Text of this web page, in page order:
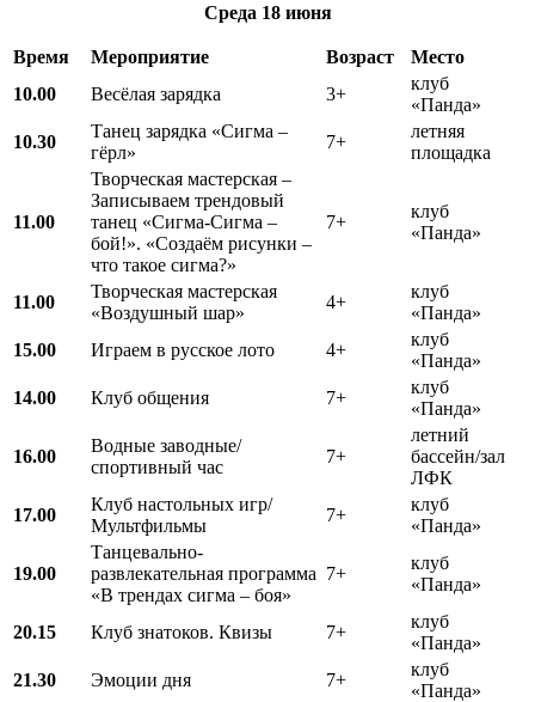
Среда 18 июня
Время Мероприятие Возраст
Место
10.00
Весёлая зарядка 3+
клуб
«Панда»
10.30
Танец зарядка «Сигма –
гёрл»
7+
летняя
площадка
11.00
Творческая мастерская –
Записываем трендовый
танец «Сигма-Сигма –
бой!». «Создаём рисунки –
что такое сигма?»
7+
клуб
«Панда»
11.00
Творческая мастерская
«Воздушный шар»
4+
клуб
«Панда»
15.00
Играем в русское лото 4+
клуб
«Панда»
14.00
Клуб общения 7+
клуб
«Панда»
16.00
Водные заводные/
спортивный час
7+
летний
бассейн/зал
ЛФК
17.00
Клуб настольных игр/
Мультфильмы
7+
клуб
«Панда»
19.00
Танцевально-
развлекательная программа
«В трендах сигма – боя»
7+
клуб
«Панда»
20.15 Клуб знатоков. Квизы 7+
клуб
«Панда»
21.30
Эмоции дня 7+
клуб
«Панда»